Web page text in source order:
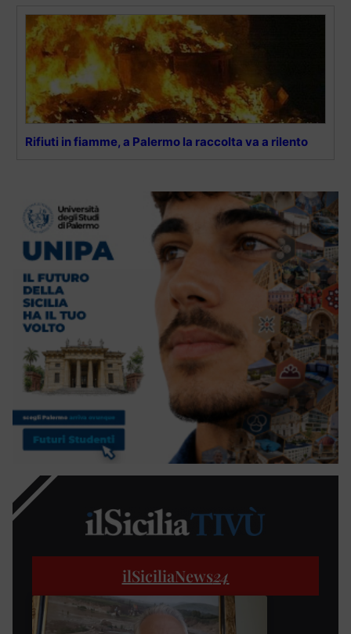
Rifiuti in fiamme, a Palermo la raccolta va a rilento
ilSiciliaNews24